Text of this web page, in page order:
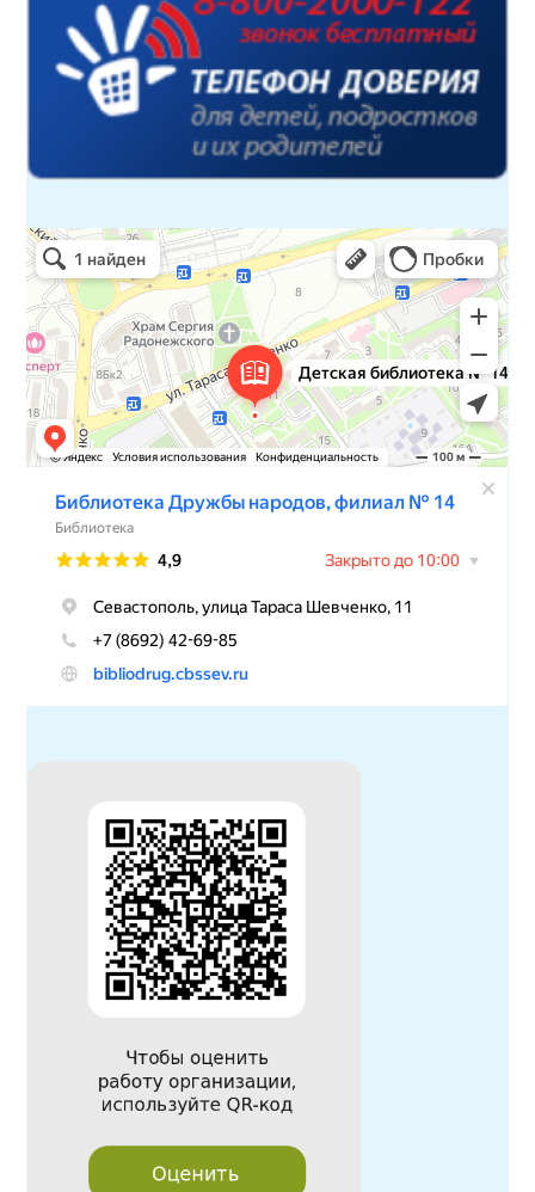
Детская библиотека № 14 Дружбы народов
Библиотека в Севастополе